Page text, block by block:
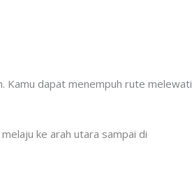
Kamu dapat menempuh rute melewati
ke arah utara sampai di